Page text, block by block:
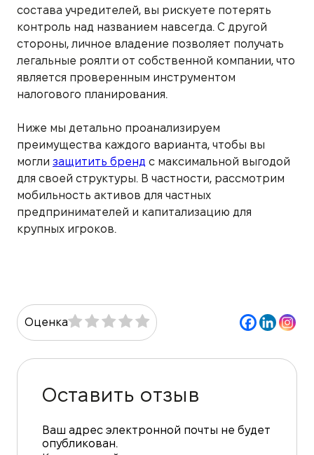
состава учредителей, вы рискуете потерять
контроль над названием навсегда. С другой
стороны, личное владение позволяет получать
легальные роялти от собственной компании, что
является проверенным инструментом
налогового планирования.
Ниже мы детально проанализируем
преимущества каждого варианта, чтобы вы
могли защитить бренд с максимальной выгодой
для своей структуры. В частности, рассмотрим
мобильность активов для частных
предпринимателей и капитализацию для
крупных игроков.
Оценка
Оставить отзыв
Ваш адрес электронной почты не будет
опубликован.